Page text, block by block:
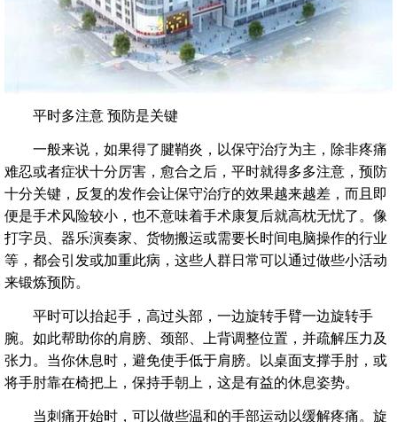
平时多注意 预防是关键
一般来说，如果得了腱鞘炎，以保守治疗为主，除非疼痛
难忍或者症状十分厉害，愈合之后，平时就得多多注意，预防
十分关键，反复的发作会让保守治疗的效果越来越差，而且即
便是手术风险较小，也不意味着手术康复后就高枕无忧了。像
打字员、器乐演奏家、货物搬运或需要长时间电脑操作的行业
等，都会引发或加重此病，这些人群日常可以通过做些小活动
来锻炼预防。
平时可以抬起手，高过头部，一边旋转手臂一边旋转手
腕。如此帮助你的肩膀、颈部、上背调整位置，并疏解压力及
张力。当你休息时，避免使手低于肩膀。以桌面支撑手肘，或
将手肘靠在椅把上，保持手朝上，这是有益的休息姿势。
当刺痛开始时，可以做些温和的手部运动以缓解疼痛。旋